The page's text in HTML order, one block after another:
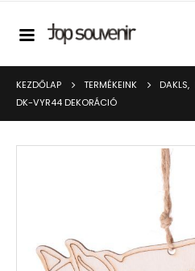
KEZDŐLAP TERMÉKEINK DAKLS,
DK-VYR44 DEKORÁCIÓ